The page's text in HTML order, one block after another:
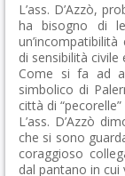
L’ass. D’Azzò,
ha bisogno di
di sensibilità
Come si fa ad
simbolico di
città di
L’ass. D’Azzò
che si sono
coraggioso
dal pantano in cui